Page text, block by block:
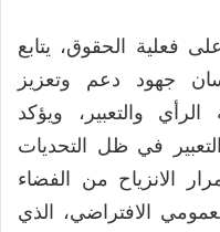
فعلية الحقوق، يتابع
جهود دعم وتعزيز
والتعبير، ويؤكد
في ظل التحديات
الانزياح من الفضاء
الافتراضي، الذي